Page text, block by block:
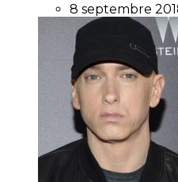
8 septembre